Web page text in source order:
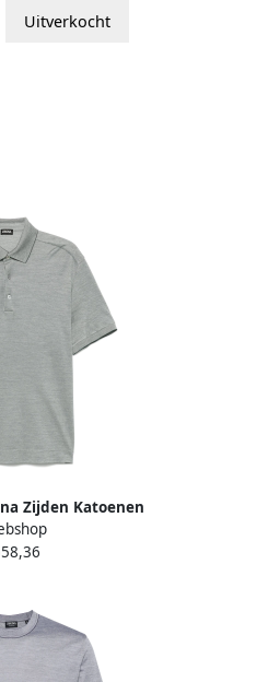
Uitverkocht
Zijden Katoenen
Heren